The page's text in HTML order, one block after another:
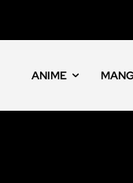
ANIME